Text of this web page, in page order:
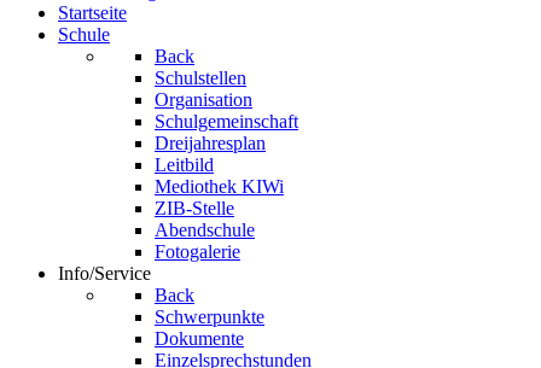
Startseite
Schule
Back
Schulstellen
Organisation
Schulgemeinschaft
Dreijahresplan
Leitbild
Mediothek KIWi
ZIB-Stelle
Abendschule
Fotogalerie
Info/Service
Back
Schwerpunkte
Dokumente
Einzelsprechstunden